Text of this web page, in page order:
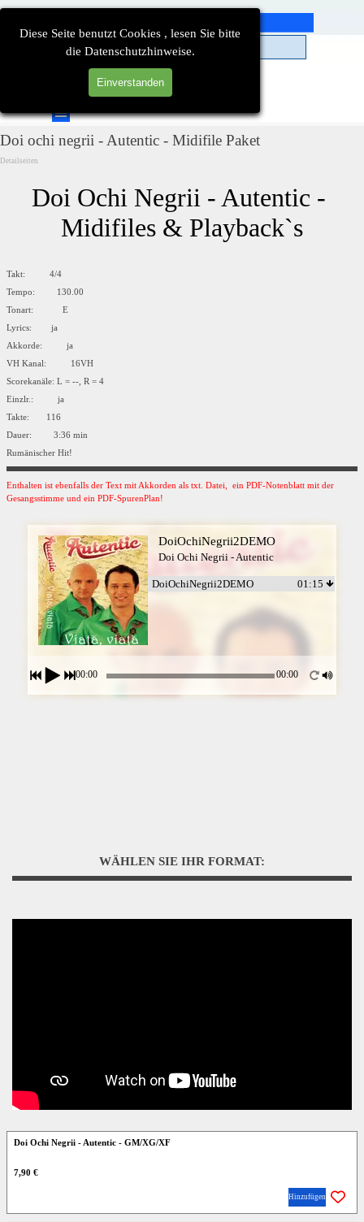
Diese Seite benutzt Cookies , lesen Sie bitte
die Datenschutzhinweise.
Einverstanden
Direkt zum Seiteninhalt
Menü überspringen
Doi ochi negrii - Autentic - Midifile Paket
Detailseiten
Doi Ochi Negrii - Autentic -
Midifiles & Playback`s
Takt: 4/4
Tempo: 130.00
Tonart: E
Lyrics: ja
Akkorde: ja
VH Kanal: 16VH
Scorekanäle: L = --, R = 4
Einzlr.: ja
Takte: 116
Dauer: 3:36 min
Rumänischer Hit!
Enthalten ist ebenfalls der Text mit Akkorden als txt. Datei, ein PDF-Notenblatt mit der
Gesangsstimme und ein PDF-SpurenPlan!
DoiOchiNegrii2DEMO
Doi Ochi Negrii - Autentic
DoiOchiNegrii2DEMO 01:15
00:00 00:00
WÄHLEN SIE IHR FORMAT:
Doi Ochi Negrii - Autentic - GM/XG/XF
7,90 €
Hinzufügen